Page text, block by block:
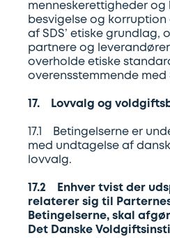
menneskerettigheder
besvigelse og korruption
af SDS’ etiske grundlag,
partnere og
overholde etiske
overensstemmende med
17. Lovvalg og
17.1 Betingelserne er
med undtagelse af
lovvalg.
17.2 Enhver tvist der
relaterer sig til
Betingelserne, skal
Det Danske